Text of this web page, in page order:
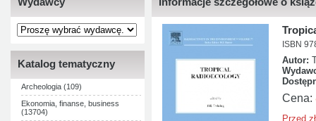
Katalog tematyczny
Archeologia (109)
Ekonomia, finanse, business
(13704)
ISBN
Autor:
Cena:
Przed